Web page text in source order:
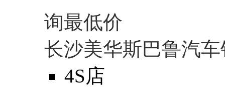
询最低价
长沙美华斯巴鲁汽
4S店